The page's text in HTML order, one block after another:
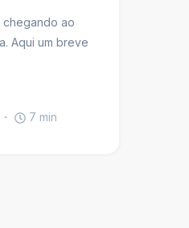
chegando ao
Aqui um breve
7 min